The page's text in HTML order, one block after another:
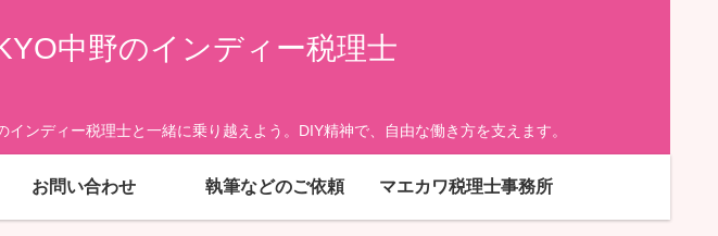
中野のインディー税理士
ンディー税理士と一緒に乗り越えよう。DIY精神で、自由な働き方を支えます。
お問い合わせ 執筆などのご依頼 マエカワ税理士事務所